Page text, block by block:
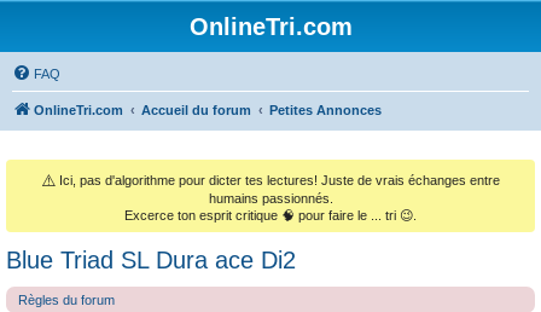
OnlineTri.com
FAQ
OnlineTri.com Accueil du forum Petites Annonces
⚠️ Ici, pas d'algorithme pour dicter tes lectures! Juste de vrais échanges entre
humains passionnés.
Excerce ton esprit critique 🧠 pour faire le ... tri 😉.
Blue Triad SL Dura ace Di2
Règles du forum